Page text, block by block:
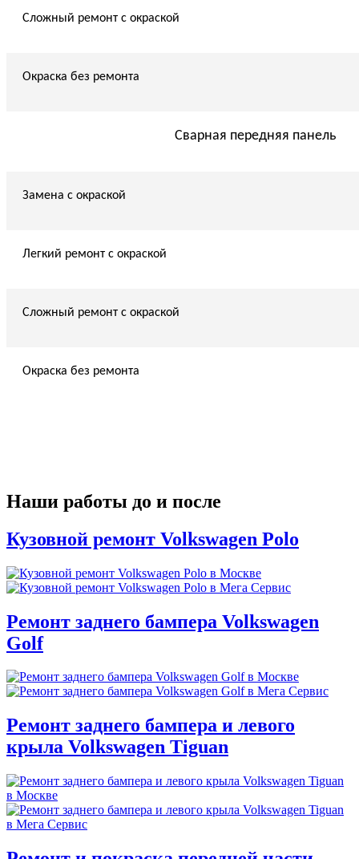
Сложный ремонт с окраской
Окраска без ремонта
Сварная передняя панель
Замена с окраской
Легкий ремонт с окраской
Сложный ремонт с окраской
Окраска без ремонта
Наши работы до и после
Кузовной ремонт Volkswagen Polo
Ремонт заднего бампера Volkswagen
Golf
Ремонт заднего бампера и левого
крыла Volkswagen Tiguan